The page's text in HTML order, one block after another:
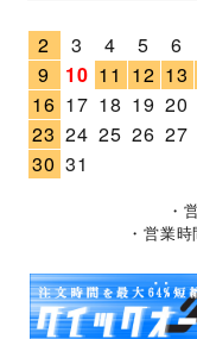
2
3 4 5 6
9
10 11 12 13
16 17 18 19 20
23 24 25 26 27
30 31
・
・営業